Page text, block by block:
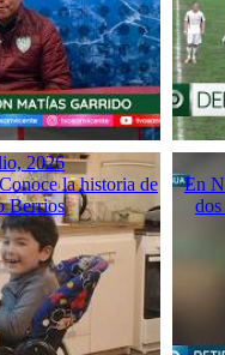
2026
la historia de
Berrios
En